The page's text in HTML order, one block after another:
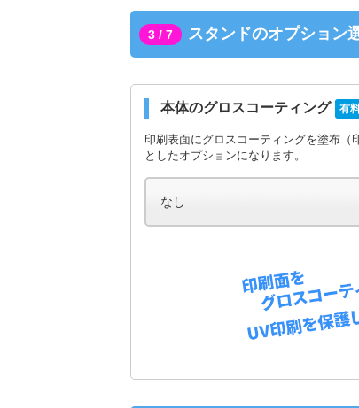
3 / 7 スタンドのオプション
本体のグロスコーティング 有
印刷表面にグロスコーティングを塗布
としたオプションになります。